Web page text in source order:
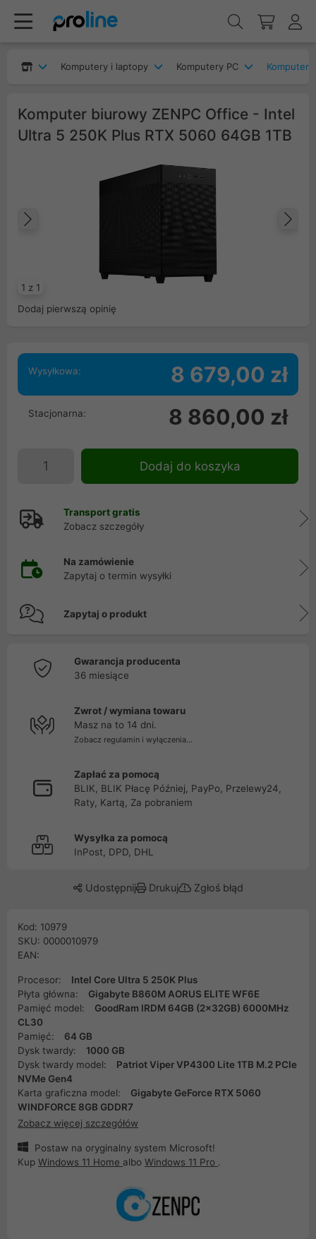
Komputery i laptopy Komputery PC
Komputer biurowy ZENPC Office - Intel
Ultra 5 250K Plus RTX 5060 64GB 1TB
1 z 1
Dodaj pierwszą opinię
Wysyłkowa: 8 679,00 zł
Stacjonarna: 8 860,00 zł
Dodaj do koszyka
Transport gratis
Zobacz szczegóły
Na zamówienie
Zapytaj o termin wysyłki
Zapytaj o produkt
Gwarancja producenta
36 miesiące
Zwrot / wymiana towaru
Masz na to 14 dni.
Zobacz regulamin i wyłączenia...
Zapłać za pomocą
BLIK, BLIK Płacę Później, PayPo, Przelewy24,
Raty, Kartą, Za pobraniem
Wysyłka za pomocą
InPost, DPD, DHL
Udostępnij Drukuj Zgłoś błąd
Kod: 10979
SKU: 0000010979
EAN:
Procesor:
Intel Core Ultra 5 250K Plus
Płyta główna:
Gigabyte B860M AORUS ELITE WF6E
Pamięć model:
GoodRam IRDM 64GB (2x32GB) 6000MHz
CL30
Pamięć:
64 GB
Dysk twardy:
1000 GB
Dysk twardy model:
Patriot Viper VP4300 Lite 1TB M.2 PCIe
NVMe Gen4
Karta graficzna model:
Gigabyte GeForce RTX 5060
WINDFORCE 8GB GDDR7
Zobacz więcej szczegółów
Postaw na oryginalny system Microsoft!
Kup Windows 11 Home albo Windows 11 Pro .